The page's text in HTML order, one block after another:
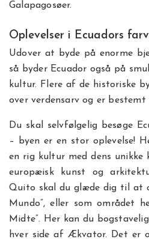
Galapagosøer.
Oplevelser i Ecuadors
Udover at byde på enorme
så byder Ecuador også på
kultur. Flere af de historiske
over verdensarv og er
Du skal selvfølgelig besøge
– byen er en stor oplevelse!
en rig kultur med dens
europæisk kunst og
Quito skal du glæde dig til at
Mundo”, eller som området
Midte”. Her kan du
hver side af Ækvator. Det er